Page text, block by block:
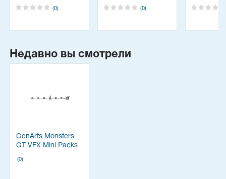
Phenomena Theme
(0) (0)
Недавно вы смотрели
GenArts Monsters
GT VFX Mini Packs
(0)